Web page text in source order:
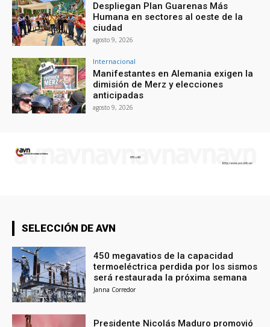
Despliegan Plan Guarenas Más
Humana en sectores al oeste de la
ciudad
agosto 9, 2026
Internacional
Manifestantes en Alemania exigen la
dimisión de Merz y elecciones
anticipadas
agosto 9, 2026
SELECCIÓN DE AVN
450 megavatios de la capacidad
termoeléctrica perdida por los sismos
será restaurada la próxima semana
Janna Corredor
Presidente Nicolás Maduro promovió